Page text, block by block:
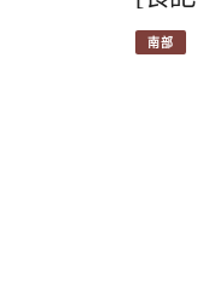
南部